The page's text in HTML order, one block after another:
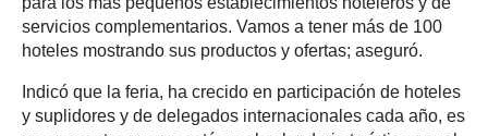
servicios complementarios. Vamos a tener más de 100
hoteles mostrando sus productos y ofertas; aseguró.
Indicó que la feria, ha crecido en participación de hoteles
y suplidores y de delegados internacionales cada año, es